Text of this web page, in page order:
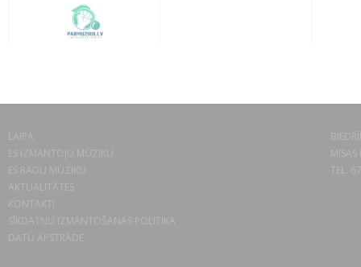
LAIPA
ES IZMANTOJU MŪZIKU
ES RADU MŪZIKU
AKTUALITĀTES
KONTAKTI
SĪKDATŅU IZMANTOŠANAS POLITIKA
DATU APSTRĀDE
TEL.